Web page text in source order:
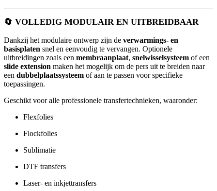
🔄 VOLLEDIG MODULAIR EN UITBREIDBAAR
Dankzij het modulaire ontwerp zijn de verwarmings- en
basisplaten snel en eenvoudig te vervangen. Optionele
uitbreidingen zoals een membraanplaat, snelwisselsysteem of een
slide extension maken het mogelijk om de pers uit te breiden naar
een dubbelplaatssysteem of aan te passen voor specifieke
toepassingen.
Geschikt voor alle professionele transfertechnieken, waaronder:
Flexfolies
Flockfolies
Sublimatie
DTF transfers
Laser- en inkjettransfers